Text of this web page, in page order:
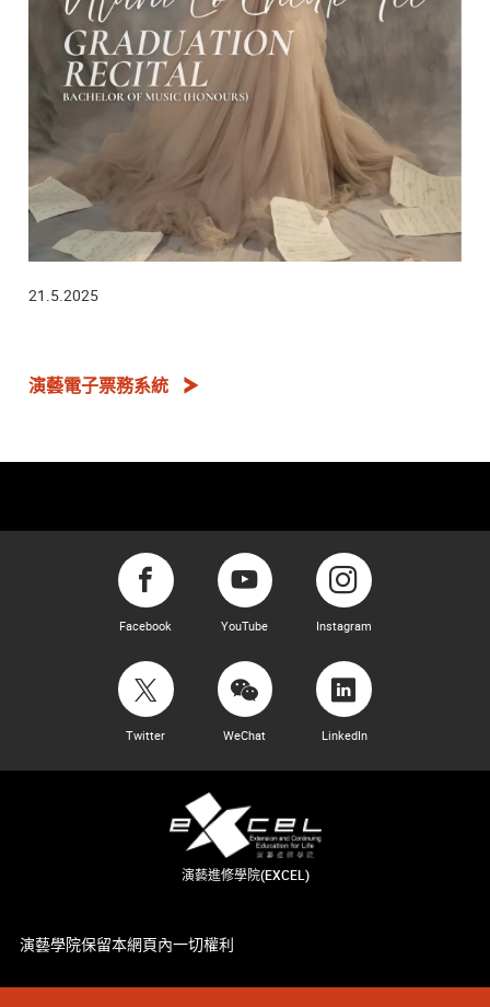
21.5.2025
演藝電子票務系統
Facebook YouTube Instagram
Twitter WeChat LinkedIn
演藝進修學院(EXCEL)
演藝學院保留本網頁內一切權利